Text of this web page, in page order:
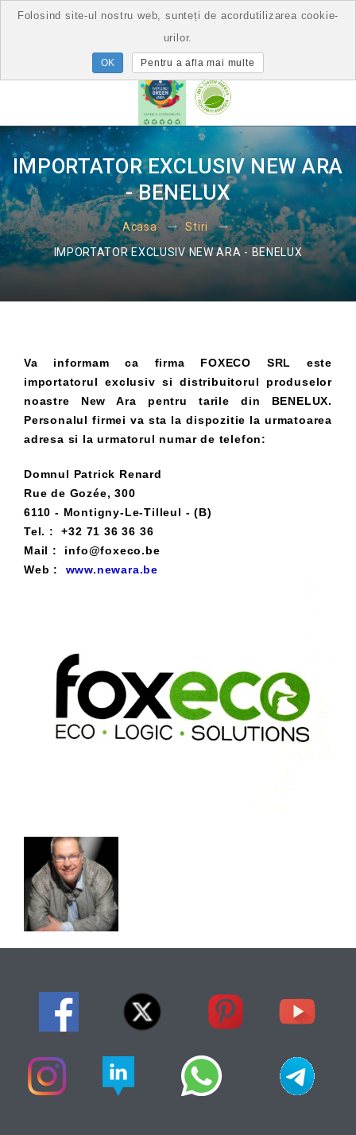
IMPORTATOR EXCLUSIV NEW ARA
- BENELUX
Acasa Stiri
IMPORTATOR EXCLUSIV NEW ARA - BENELUX
Va informam ca firma FOXECO SRL este
importatorul exclusiv si distribuitorul produselor
noastre New Ara pentru tarile din BENELUX.
Personalul firmei va sta la dispozitie la urmatoarea
adresa si la urmatorul numar de telefon:
Domnul Patrick Renard
Rue de Gozée, 300
6110 - Montigny-Le-Tilleul - (B)
Tel. : +32 71 36 36 36
Mail : info@foxeco.be
Web : www.newara.be
Folosind site-ul nostru web, sunteți de acordutilizarea cookie-
urilor.
Pentru a afla mai multe